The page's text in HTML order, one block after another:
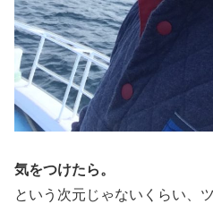
気をつけたら。
という次元じゃないくらい、